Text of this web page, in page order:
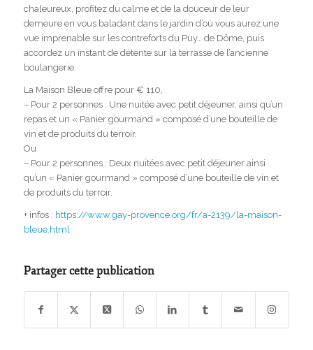
chaleureux, profitez du calme et de la douceur de leur
demeure en vous baladant dans le jardin d’où vous aurez une
vue imprenable sur les contreforts du Puy… de Dôme, puis
accordez un instant de détente sur la terrasse de l’ancienne
boulangerie.
La Maison Bleue offre pour € 110,
– Pour 2 personnes : Une nuitée avec petit déjeuner, ainsi qu’un
repas et un « Panier gourmand » composé d’une bouteille de
vin et de produits du terroir.
Ou
– Pour 2 personnes : Deux nuitées avec petit déjeuner ainsi
qu’un « Panier gourmand » composé d’une bouteille de vin et
de produits du terroir.
+ infos : https://www.gay-provence.org/fr/a-2139/la-maison-
bleue.html
Partager cette publication